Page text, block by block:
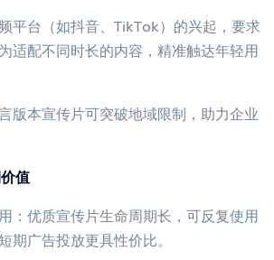
平台（如抖音、TikTok）的兴起，要求
适配不同时长的内容，精准触达年轻用
版本宣传片可突破地域限制，助力企业
值
：优质宣传片生命周期长，可反复使用
期广告投放更具性价比。